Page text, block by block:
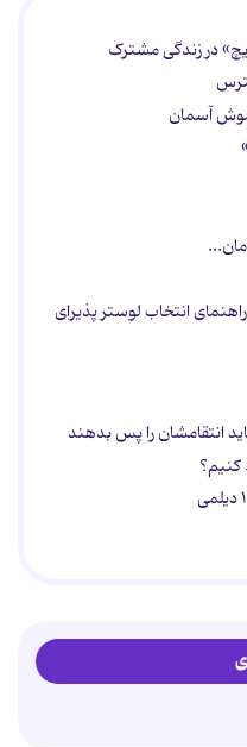
در زندگی مشترک
آسمان
انتخاب لوستر پذیرای
کنیم؟